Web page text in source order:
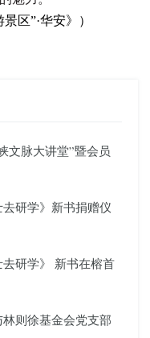
区”·华安》）
文脉大讲堂”暨会员
研学》新书捐赠仪
研学》 新书在榕首
则徐基金会党支部